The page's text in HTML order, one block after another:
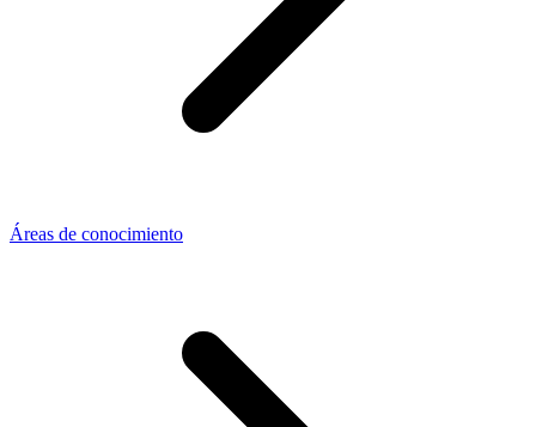
Áreas de conocimiento